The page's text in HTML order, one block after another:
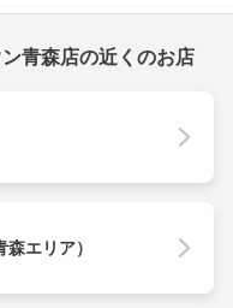
青森店の近くのお店
エリア）